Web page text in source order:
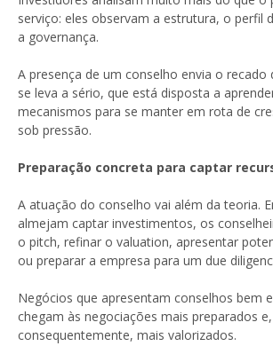
serviço: eles observam a estrutura, o perfil
a governança.
A presença de um conselho envia o recado
se leva a sério, que está disposta a
mecanismos para se manter em rota de
sob pressão.
Preparação concreta para captar
A atuação do conselho vai além da teoria.
almejam captar investimentos, os
o pitch, refinar o valuation, apresentar
ou preparar a empresa para um due
Negócios que apresentam conselhos bem
chegam às negociações mais preparados e,
consequentemente, mais valorizados.